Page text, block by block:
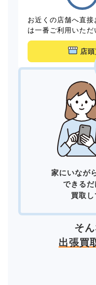
お近くの店舗へ直接
は一番ご利用いただ
店
家にいなが
できる
買取し
そ
出張買